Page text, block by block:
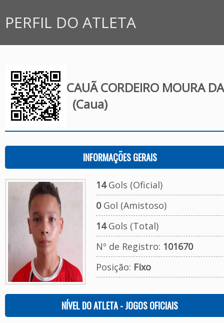
PERFIL DO ATLETA
CAUÃ CORDEIRO MOURA
(Caua)
INFORMAÇÕES GERAIS
14Gols (Oficial)
0Gol (Amistoso)
14Gols (Total)
Nº de Registro: 101670
Posição: Fixo
NÍVEL DO ATLETA - JOGOS OFICIAIS